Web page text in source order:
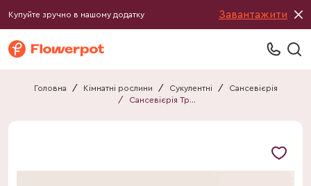
Купуйте зручно в нашому додатку Завантажити
Головна / Кімнатні рослини / Сукулентні /
Сансевієрія
/
Сансевієрія Трифасція в кер.